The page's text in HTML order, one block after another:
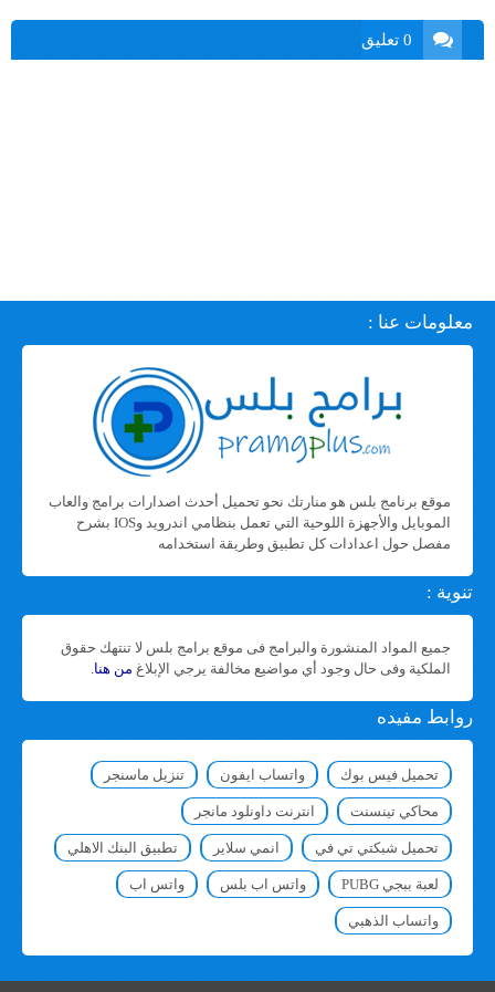
0 تعليق
معلومات عنا :
موقع برنامج بلس هو منارتك نحو تحميل أحدث اصدارات برامج والعاب
الموبايل والأجهزة اللوحية التي تعمل بنظامي اندرويد وIOS بشرح
مفصل حول اعدادات كل تطبيق وطريقة استخدامه
تنوية :
جميع المواد المنشورة والبرامج فى موقع برامج بلس لا تنتهك حقوق
الملكية وفى حال وجود أي مواضيع مخالفة يرجي الإبلاغ من هنا.
روابط مفيده
تحميل فيس بوك واتساب ايفون تنزيل ماسنجر
محاكي تينسنت انترنت داونلود مانجر
تحميل شبكتي تي في انمي سلاير تطبيق البنك الاهلي
لعبة ببجي PUBG واتس اب بلس واتس اب
واتساب الذهبي